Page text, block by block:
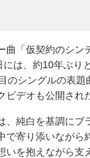
「仮契約のシン
は、約10年ぶり
のシングルの表題
デオも公開され
純白を基調にブ
で寄り添いなが
いを抱えながら支